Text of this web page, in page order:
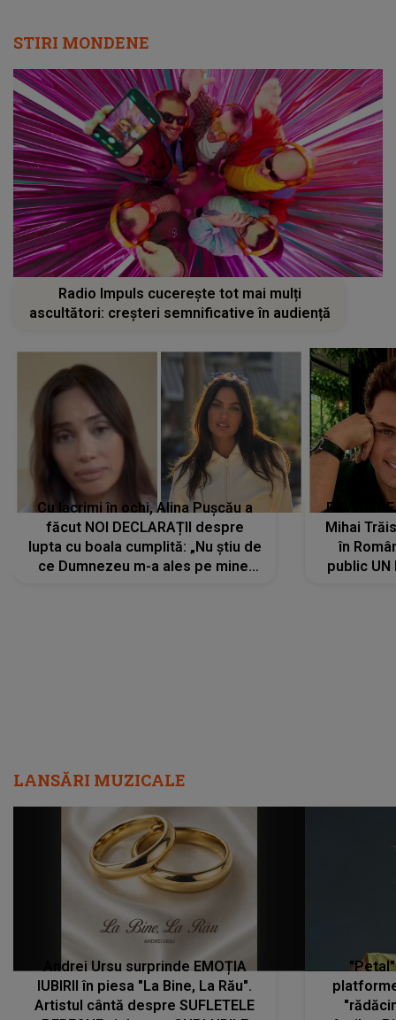
STIRI MONDENE
Radio Impuls cucerește tot mai mulți
ascultători: creșteri semnificative în audiență
Cu lacrimi în ochi, Alina Pușcău a
făcut NOI DECLARAȚII despre
lupta cu boala cumplită: „Nu știu de
ce Dumnezeu m-a ales pe mine.
Mihai
în
public UN
LANSĂRI MUZICALE
Andrei Ursu surprinde EMOȚIA
IUBIRII în piesa "La Bine, La Rău".
Artistul cântă despre SUFLETELE